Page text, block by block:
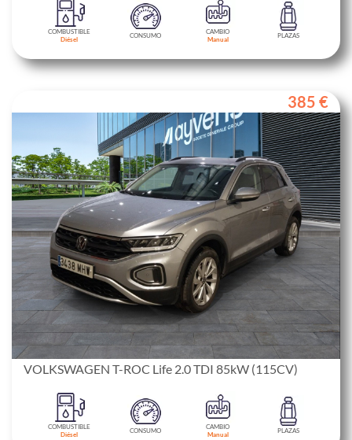
COMBUSTIBLE
Diésel
CONSUMO
CAMBIO
Manual
PLAZAS
385 €
VOLKSWAGEN T-ROC Life 2.0 TDI 85kW (115CV)
COMBUSTIBLE
Diésel
CONSUMO
CAMBIO
Manual
PLAZAS